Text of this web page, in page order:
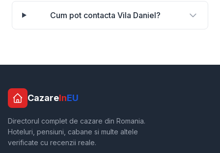
Cum pot contacta Vila Daniel?
CazareInEU
Directorul complet de cazare din Romania.
Hoteluri, pensiuni, cabane si multe altele
verificate cu recenzii reale.